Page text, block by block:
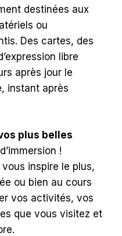
destinées aux
ou
Des cartes, des
libre
après jour le
instant après
plus belles
!
inspire le plus,
ou bien au cours
vos activités, vos
que vous visitez et